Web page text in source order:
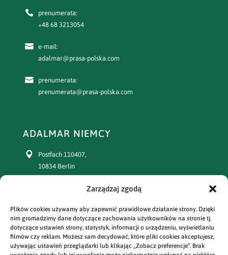
Zarządzaj zgodą
Plików cookies używamy aby zapewnić prawidłowe działanie strony. Dzięki
nim gromadzimy dane dotyczące zachowania użytkowników na stronie tj.
dotyczące ustawień strony, statystyk, informacji o urządzeniu, wyświetlaniu
filmów czy reklam. Możesz sam decydować, które pliki cookies akceptujesz,
używając ustawień przeglądarki lub klikając „Zobacz preferencje”. Brak
prenumerata:
+48 68 3213054
e-mail:
adalmar@prasa-polska.com
prenumerata:
prenumerata@prasa-polska.com
ADALMAR NIEMCY
Postfach 110407,
10834 Berlin
+49 30 77391863
prenumerata:
+49 30 77391864
e-mail: